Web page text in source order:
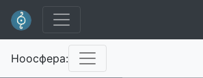
Ноосфера: